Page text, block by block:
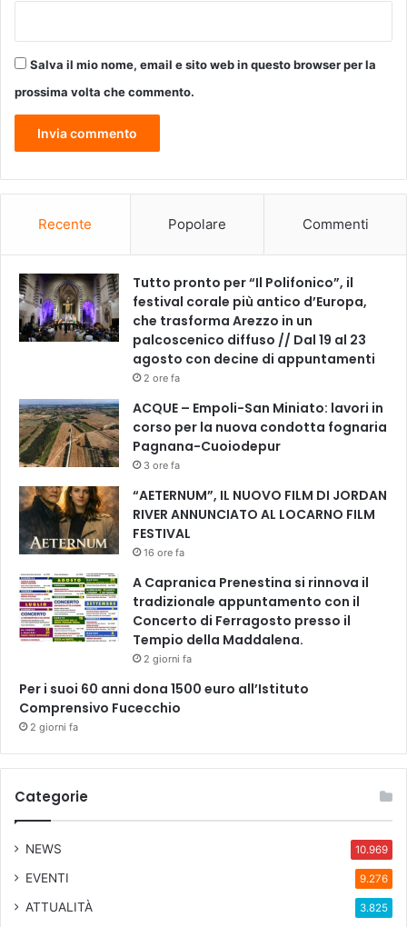
Salva il mio nome, email e sito web in questo browser per la
prossima volta che commento.
Recente Popolare Commenti
Tutto pronto per “Il Polifonico”, il
festival corale più antico d’Europa,
che trasforma Arezzo in un
palcoscenico diffuso // Dal 19 al 23
agosto con decine di appuntamenti
2 ore fa
ACQUE – Empoli-San Miniato: lavori in
corso per la nuova condotta fognaria
Pagnana-Cuoiodepur
3 ore fa
“AETERNUM”, IL NUOVO FILM DI JORDAN
RIVER ANNUNCIATO AL LOCARNO FILM
FESTIVAL
16 ore fa
A Capranica Prenestina si rinnova il
tradizionale appuntamento con il
Concerto di Ferragosto presso il
Tempio della Maddalena.
2 giorni fa
Per i suoi 60 anni dona 1500 euro all’Istituto
Comprensivo Fucecchio
2 giorni fa
Categorie
NEWS 10.969
EVENTI 9.276
ATTUALITÀ 3.825